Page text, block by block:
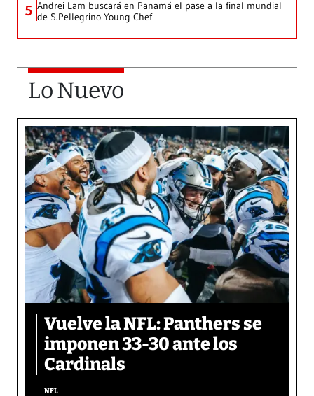
5 Andrei Lam buscará en Panamá el pase a la final mundial
de S.Pellegrino Young Chef
Lo Nuevo
Vuelve la NFL: Panthers se
imponen 33-30 ante los
Cardinals
NFL